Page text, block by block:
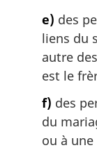
e) des
liens du
autre
est le
f) des
du
ou à